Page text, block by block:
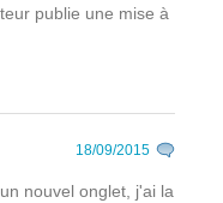
publie une mise à
18/09/2015
nouvel onglet, j'ai la